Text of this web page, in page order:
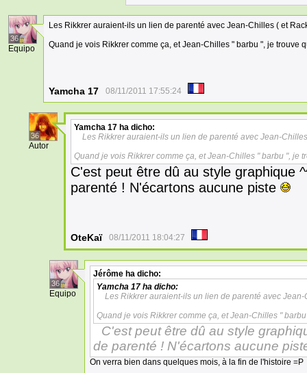
36
Equipo
Les Rikkrer auraient-ils un lien de parenté avec Jean-Chilles ( et
Quand je vois Rikkrer comme ça, et Jean-Chilles " barbu ", je trouve
Yamcha 17 08/11/2011 17:55:24
36
Autor
Yamcha 17 ha dicho:
Les Rikkrer auraient-ils un lien de parenté avec Jean-
Quand je vois Rikkrer comme ça, et Jean-Chilles " barbu ", je
C'est peut être dû au style graphique
parenté ! N'écartons aucune piste
OteKaï 08/11/2011 18:04:27
36
Equipo
Jérôme ha dicho:
Yamcha 17 ha dicho:
Les Rikkrer auraient-ils un lien de parenté avec
Quand je vois Rikkrer comme ça, et Jean-Chilles "
C'est peut être dû au style
de parenté ! N'écartons aucune
On verra bien dans quelques mois, à la fin de l'histoire =P